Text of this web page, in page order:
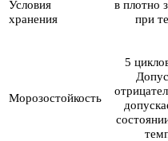
Условия
хранения
в плотно
при
Морозостойкость
5
Д